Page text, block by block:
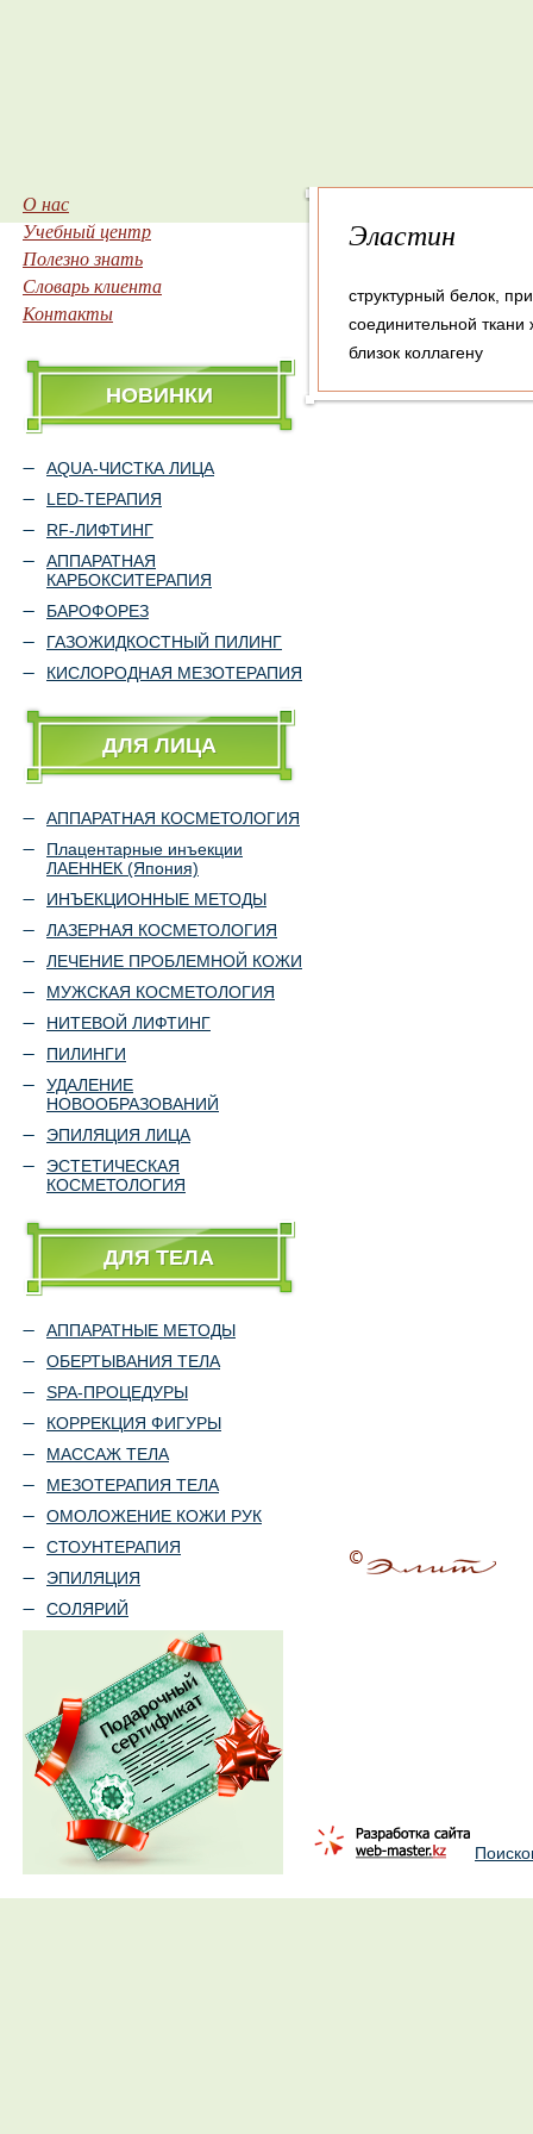
О нас
Учебный центр
Полезно знать
Словарь клиента
Контакты
НОВИНКИ
AQUA-ЧИСТКА ЛИЦА
LED-ТЕРАПИЯ
RF-ЛИФТИНГ
АППАРАТНАЯ
КАРБОКСИТЕРАПИЯ
БАРОФОРЕЗ
ГАЗОЖИДКОСТНЫЙ ПИЛИНГ
КИСЛОРОДНАЯ МЕЗОТЕРАПИЯ
ДЛЯ ЛИЦА
АППАРАТНАЯ КОСМЕТОЛОГИЯ
Плацентарные инъекции
ЛАЕННЕК (Япония)
ИНЪЕКЦИОННЫЕ МЕТОДЫ
ЛАЗЕРНАЯ КОСМЕТОЛОГИЯ
ЛЕЧЕНИЕ ПРОБЛЕМНОЙ КОЖИ
МУЖСКАЯ КОСМЕТОЛОГИЯ
НИТЕВОЙ ЛИФТИНГ
ПИЛИНГИ
УДАЛЕНИЕ
НОВООБРАЗОВАНИЙ
ЭПИЛЯЦИЯ ЛИЦА
ЭСТЕТИЧЕСКАЯ
КОСМЕТОЛОГИЯ
ДЛЯ ТЕЛА
АППАРАТНЫЕ МЕТОДЫ
ОБЕРТЫВАНИЯ ТЕЛА
SPA-ПРОЦЕДУРЫ
КОРРЕКЦИЯ ФИГУРЫ
МАССАЖ ТЕЛА
МЕЗОТЕРАПИЯ ТЕЛА
ОМОЛОЖЕНИЕ КОЖИ РУК
СТОУНТЕРАПИЯ
ЭПИЛЯЦИЯ
СОЛЯРИЙ
Эластин
структурный белок,
соединительной
близок коллагену